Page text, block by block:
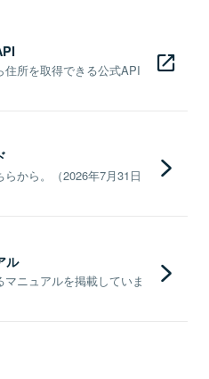
所を取得できる公式API
から。（2026年7月31日
ル
ニュアルを掲載していま